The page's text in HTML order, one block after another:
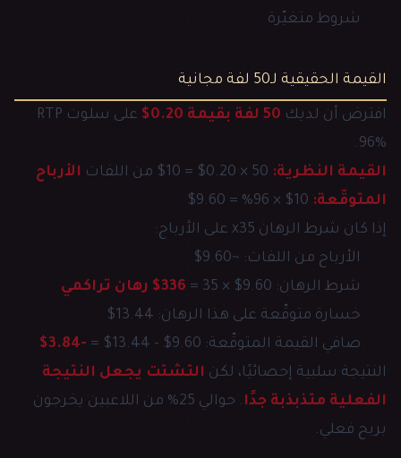
شروط متغيّرة
القيمة الحقيقية لـ50 لفة مجانية
افترض أن لديك 50 لفة بقيمة 0.20$
على سلوت RTP
96%.
القيمة النظرية:
الأرباح
المتوقّعة:
إذا كان شرط الرهان x35 على الأرباح:
الأرباح من اللفات: ~9.60$
شرط الرهان: 9.60$ × 35 =
336$ رهان تراكمي
خسارة متوقّعة على هذا الرهان: 13.44$
صافي القيمة المتوقّعة: 9.60$ - 13.44$ =
-3.84$
النتيجة سلبية إحصائيًا، لكن التشتت يجعل النتيجة
الفعلية متذبذبة جدًا
. حوالي 25% من اللاعبين يخرجون
بربح فعلي.